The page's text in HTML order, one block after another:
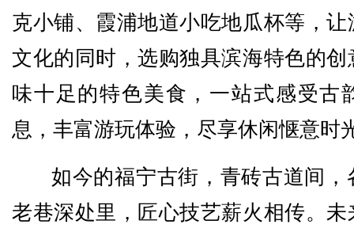
克小铺、霞浦地道小吃地瓜杯等，
文化的同时，选购独具滨海特色的
味十足的特色美食，一站式感受古
息，丰富游玩体验，尽享休闲惬意时
如今的福宁古街，青砖古道间，
老巷深处里，匠心技艺薪火相传。